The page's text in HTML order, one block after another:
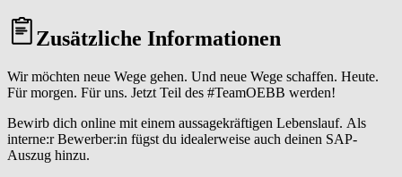
Zusätzliche Informationen
Wir möchten neue Wege gehen. Und neue Wege schaffen. Heute.
Für morgen. Für uns. Jetzt Teil des #TeamOEBB werden!
Bewirb dich online mit einem aussagekräftigen Lebenslauf. Als
interne:r Bewerber:in fügst du idealerweise auch deinen SAP-
Auszug hinzu.